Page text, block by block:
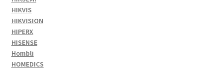
HIKVIS
HIKVISION
HIPERX
HISENSE
Hombli
HOMEDICS